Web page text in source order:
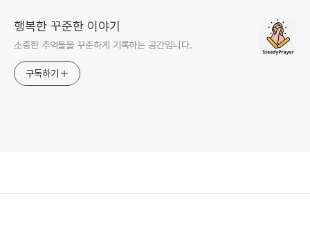
행복한 꾸준한 이야기
소중한 추억들을 꾸준하게 기록하는 공간입니다.
구독하기